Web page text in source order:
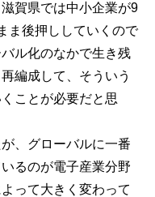
賀県では中小企業が9
ま後押ししていくので
ル化のなかで生き残
編成して、そういう
ことが必要だと思
、グローバルに一番
るのが電子産業分野
って大きく変わって